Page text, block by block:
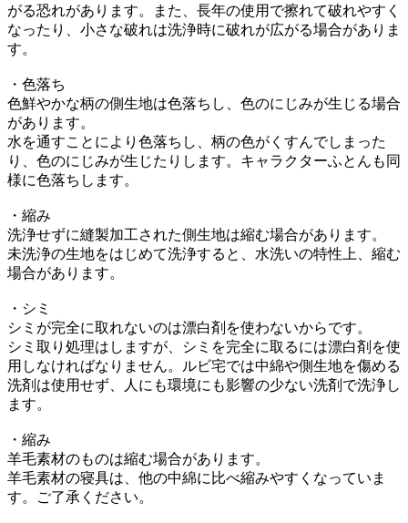
がる恐れがあります。また、長年の使用で擦れて破れやすく
なったり、小さな破れは洗浄時に破れが広がる場合がありま
す。
・色落ち
色鮮やかな柄の側生地は色落ちし、色のにじみが生じる場合
があります。
水を通すことにより色落ちし、柄の色がくすんでしまった
り、色のにじみが生じたりします。キャラクターふとんも同
様に色落ちします。
・縮み
洗浄せずに縫製加工された側生地は縮む場合があります。
未洗浄の生地をはじめて洗浄すると、水洗いの特性上、縮む
場合があります。
・シミ
シミが完全に取れないのは漂白剤を使わないからです。
シミ取り処理はしますが、シミを完全に取るには漂白剤を使
用しなければなりません。ルビ宅では中綿や側生地を傷める
洗剤は使用せず、人にも環境にも影響の少ない洗剤で洗浄し
ます。
・縮み
羊毛素材のものは縮む場合があります。
羊毛素材の寝具は、他の中綿に比べ縮みやすくなっていま
す。ご了承ください。